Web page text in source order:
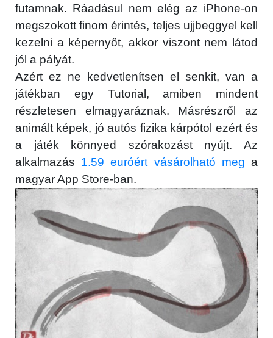
futamnak. Ráadásul nem elég az iPhone-on
megszokott finom érintés, teljes ujjbeggyel kell
kezelni a képernyőt, akkor viszont nem látod
jól a pályát.
Azért ez ne kedvetlenítsen el senkit, van a
játékban egy Tutorial, amiben mindent
részletesen elmagyaráznak. Másrészről az
animált képek, jó autós fizika kárpótol ezért és
a játék könnyed szórakozást nyújt. Az
alkalmazás 1.59 euróért vásárolható meg a
magyar App Store-ban.